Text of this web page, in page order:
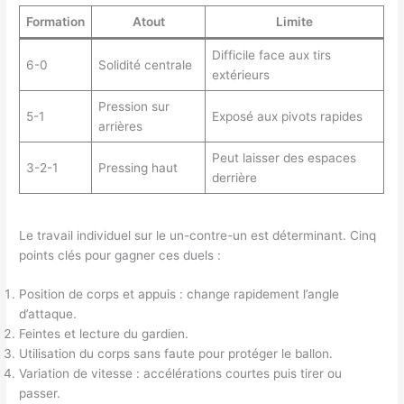
Formation Atout Limite
6-0 Solidité centrale
Difficile face aux tirs
extérieurs
5-1
Pression sur
arrières
Exposé aux pivots rapides
3-2-1 Pressing haut
Peut laisser des espaces
derrière
Le travail individuel sur le un-contre-un est déterminant. Cinq
points clés pour gagner ces duels :
Position de corps et appuis : change rapidement l’angle
d’attaque.
Feintes et lecture du gardien.
Utilisation du corps sans faute pour protéger le ballon.
Variation de vitesse : accélérations courtes puis tirer ou
passer.